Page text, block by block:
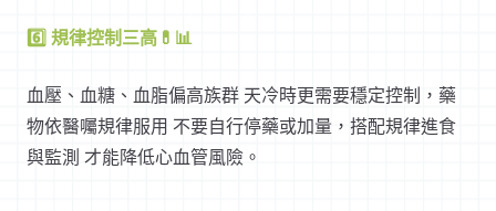
6️⃣ 規律控制三高💊📊
血壓、血糖、血脂偏高族群 天冷時更需要穩定控制，藥
物依醫囑規律服用 不要自行停藥或加量，搭配規律進食
與監測 才能降低心血管風險。